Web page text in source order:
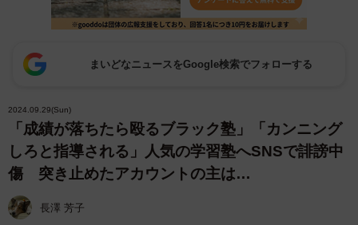
まいどなニュースをGoogle検索でフォローする
2024.09.29(Sun)
「成績が落ちたら殴るブラック塾」「カンニング
しろと指導される」人気の学習塾へSNSで誹謗中
傷 突き止めたアカウントの主は…
長澤 芳子